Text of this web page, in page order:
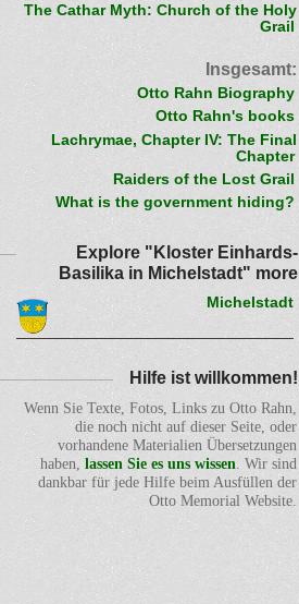
The Cathar Myth: Church of the Holy
Grail
Insgesamt:
Otto Rahn Biography
Otto Rahn's books
Lachrymae, Chapter IV: The Final
Chapter
Raiders of the Lost Grail
What is the government hiding?
Explore "Kloster Einhards-
Basilika in Michelstadt" more
Michelstadt
Hilfe ist willkommen!
Wenn Sie Texte, Fotos, Links zu Otto Rahn,
die noch nicht auf dieser Seite, oder
vorhandene Materialien Übersetzungen
haben, lassen Sie es uns wissen. Wir sind
dankbar für jede Hilfe beim Ausfüllen der
Otto Memorial Website.